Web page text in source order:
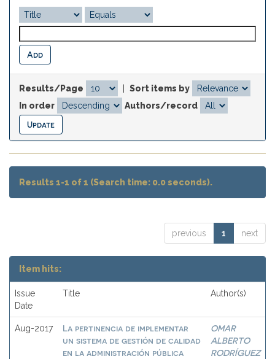
Results/Page
Sort items by
In order
Authors/record
Results 1-1 of 1 (Search time: 0.0 seconds).
previous 1 next
Item hits:
Issue
Date
Title Author(s)
Aug-2017
La pertinencia de implementar
un sistema de gestión de calidad
en la administración pública
OMAR
ALBERTO
RODRÍGUEZ